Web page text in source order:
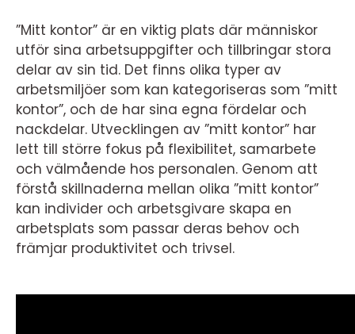
”Mitt kontor” är en viktig plats där människor
utför sina arbetsuppgifter och tillbringar stora
delar av sin tid. Det finns olika typer av
arbetsmiljöer som kan kategoriseras som ”mitt
kontor”, och de har sina egna fördelar och
nackdelar. Utvecklingen av ”mitt kontor” har
lett till större fokus på flexibilitet, samarbete
och välmående hos personalen. Genom att
förstå skillnaderna mellan olika ”mitt kontor”
kan individer och arbetsgivare skapa en
arbetsplats som passar deras behov och
främjar produktivitet och trivsel.